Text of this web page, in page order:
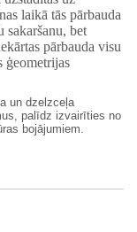
laikā tās pārbauda
sakaršanu, bet
pārbauda visu
ģeometrijas
un dzelzceļa
palīdz izvairīties no
bojājumiem.